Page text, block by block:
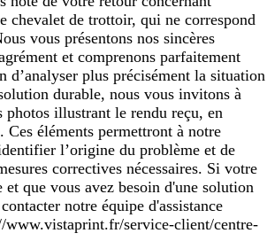
chevalet de trottoir, qui ne correspond
vous présentons nos sincères
et comprenons parfaitement
d’analyser plus précisément la situation
durable, nous vous invitons à
photos illustrant le rendu reçu, en
Ces éléments permettront à notre
l’origine du problème et de
correctives nécessaires. Si votre
et que vous avez besoin d'une solution
notre équipe d'assistance
www.vistaprint.fr/service-client/centre-